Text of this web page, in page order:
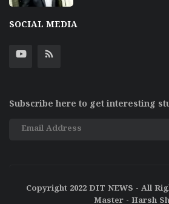
SOCIAL MEDIA
Subscribe here to get interesting
Copyright 2022 DIT NEWS - All
Master - Harsh